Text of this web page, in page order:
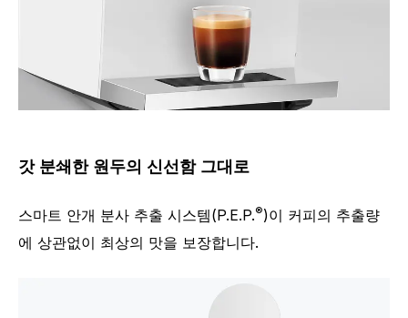
갓 분쇄한 원두의 신선함 그대로
스마트 안개 분사 추출 시스템(P.E.P.®)이 커피의 추출량
에 상관없이 최상의 맛을 보장합니다.